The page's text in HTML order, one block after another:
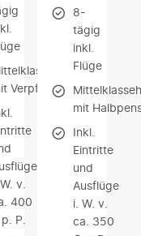
Verpflegung
v.
400
P.
8-
tägig
inkl.
Flüge
mit
Inkl.
Eintritte
und
Ausflüge
i. W. v.
ca. 350